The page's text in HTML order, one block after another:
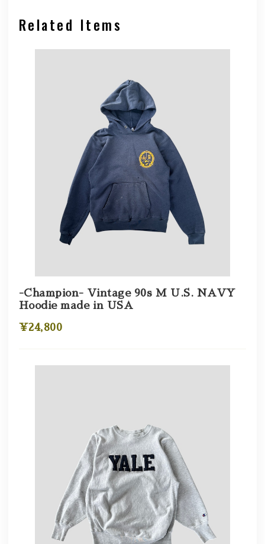
Related Items
-Champion- Vintage 90s M U.S. NAVY
Hoodie made in USA
¥24,800